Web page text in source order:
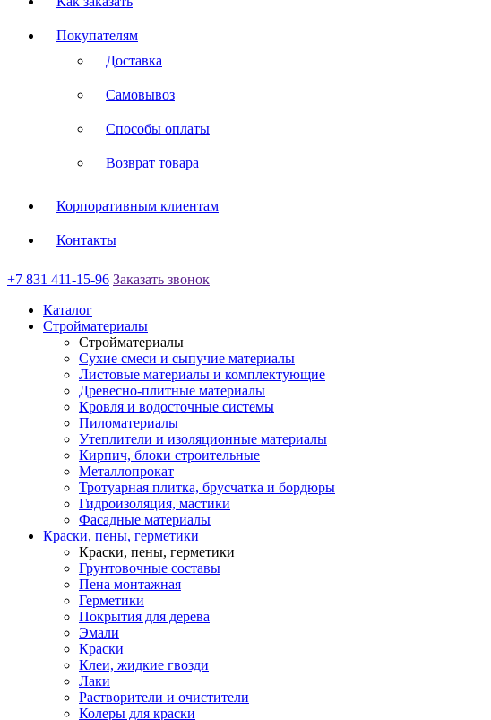
Покупателям
Доставка
Самовывоз
Способы оплаты
Возврат товара
Корпоративным клиентам
Контакты
+7 831 411-15-96 Заказать звонок
Каталог
Стройматериалы
Стройматериалы
Сухие смеси и сыпучие материалы
Листовые материалы и комплектующие
Древесно-плитные материалы
Кровля и водосточные системы
Пиломатериалы
Утеплители и изоляционные материалы
Кирпич, блоки строительные
Металлопрокат
Тротуарная плитка, брусчатка и бордюры
Гидроизоляция, мастики
Фасадные материалы
Краски, пены, герметики
Краски, пены, герметики
Грунтовочные составы
Пена монтажная
Герметики
Покрытия для дерева
Эмали
Краски
Клеи, жидкие гвозди
Лаки
Растворители и очистители
Колеры для краски